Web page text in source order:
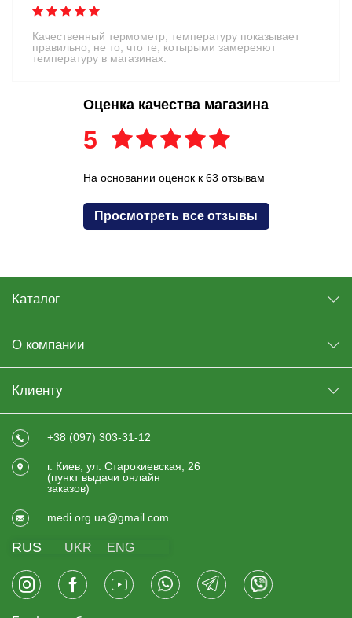
Качественный термометр, температуру показывает
правильно, не то, что те, котырыми замереяют
температуру в магазинах.
Оценка качества магазина
5
На основании оценок к 63 отзывам
Просмотреть все отзывы
Каталог
О компании
Клиенту
+38 (097) 303-31-12
г. Киев, ул. Старокиевская, 26
(пункт выдачи онлайн
заказов)
medi.org.ua@gmail.com
RUS UKR ENG